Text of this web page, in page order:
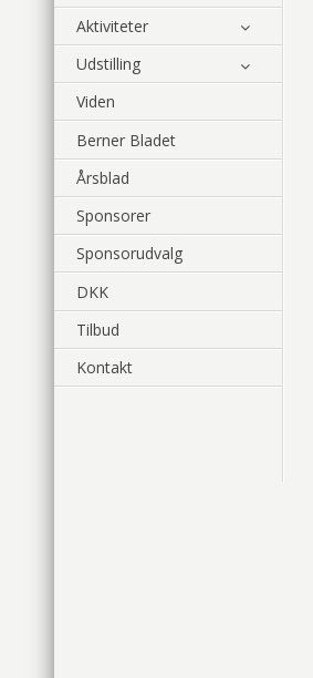
Aktiviteter
Udstilling
Viden
Berner Bladet
Årsblad
Sponsorer
Sponsorudvalg
DKK
Tilbud
Kontakt